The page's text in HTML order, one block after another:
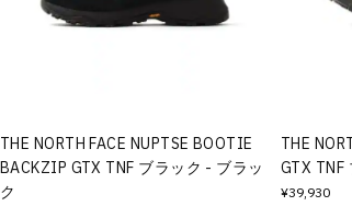
THE NORTH FACE NUPTSE BOOTIE
BACKZIP GTX TNF ブラック - ブラッ
ク
THE
GTX TNF
¥39,930